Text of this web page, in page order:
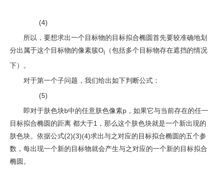
(4)
所以，要想求出一个目标物的目标拟合椭圆首先要较准确地划
分出属于这个目标物的像素簇Oi
（包括多个目标物存在遮挡的情况
下）。
对于第一个子问题，我们给出如下判断公式：
(5)
即对于肤色块b中的任意肤色像素p，如果它与当前存在的任一
目标拟合椭圆的距离 都大于1，那么这个肤色块就是一个新出现的
肤色块。依据公式(2)(3)(4)求出与之对应的目标拟合椭圆的五个参
数，每出现一个新的目标物就会产生与之对应的一个新的目标拟合
椭圆。